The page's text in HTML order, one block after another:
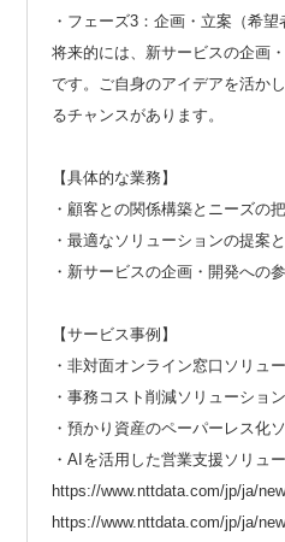
・フェーズ3：企画・立案（希望
将来的には、新サービスの企画
です。ご自身のアイデアを活か
るチャンスがあります。
【具体的な業務】
・顧客との関係構築とニーズの
・最適なソリューションの提案
・新サービスの企画・開発への
【サービス事例】
・非対面オンライン窓口ソリュ
・事務コスト削減ソリューション
・預かり資産のペーパーレス化
・AIを活用した営業支援ソリュ
https://www.nttdata.com/jp/ja/
https://www.nttdata.com/jp/ja/